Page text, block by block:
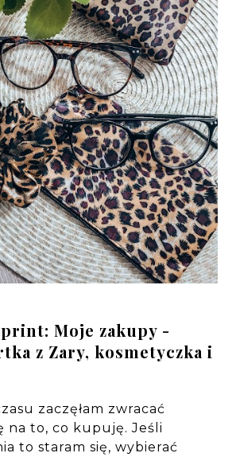
Moje zakupy -
z Zary, kosmetyczka i
zaczęłam zwracać
na to, co kupuję. Jeśli
to staram się, wybierać